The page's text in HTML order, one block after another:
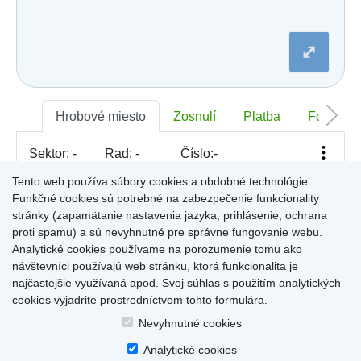
Dolný Lopašov
Dolný Ohaj
Dubnica nad Váhom
Dulov
Dulova Ves
Dunajská Lužná
Gelnica
Gemerská Hôrka
Gemerská Ves
Hájske
Halič
Hlboké
⤢
Hrobové miesto Zosnulí Platba Foto
Sektor: - Rad: - Číslo:-
Pre zobrazenie informácií kliknite na hrobové miesto na
mape, alebo kliknite na priezvisko a meno zosnulého vo
Výsledky (rozšíreného) vyhľadávania.
Produkty a služby |Citáty|O cintorínoch|
Tento web používa súbory cookies a obdobné technológie.
Funkčné cookies sú potrebné na zabezpečenie funkcionality
stránky (zapamätanie nastavenia jazyka, prihlásenie, ochrana
proti spamu) a sú nevyhnutné pre správne fungovanie webu.
Analytické cookies používame na porozumenie tomu ako
návštevníci používajú web stránku, ktorá funkcionalita je
najčastejšie využívaná apod. Svoj súhlas s použitím analytických
cookies vyjadrite prostredníctvom tohto formulára.
Nevyhnutné cookies
Analytické cookies